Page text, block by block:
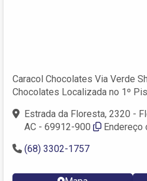
Caracol Chocolates Via Verde
Chocolates Localizada no 1º
Estrada da Floresta, 2320 -
AC - 69912-900
Endereço
(68) 3302-1757